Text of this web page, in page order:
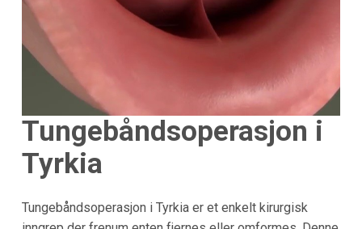
Tungebåndsoperasjon i
Tyrkia
Tungebåndsoperasjon i Tyrkia er et enkelt kirurgisk